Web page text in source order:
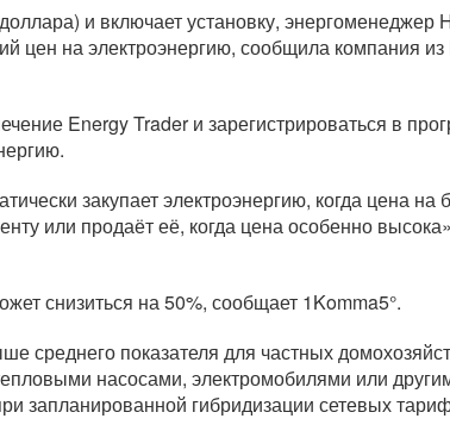
и включает установку, энергоменеджер
цен на электроэнергию, сообщила компания из
Energy Trader и зарегистрироваться в
закупает электроэнергию, когда цена на
или продаёт её, когда цена особенно
снизиться на 50%, сообщает 1Komma5°.
среднего показателя для частных
насосами, электромобилями или
запланированной гибридизации сетевых